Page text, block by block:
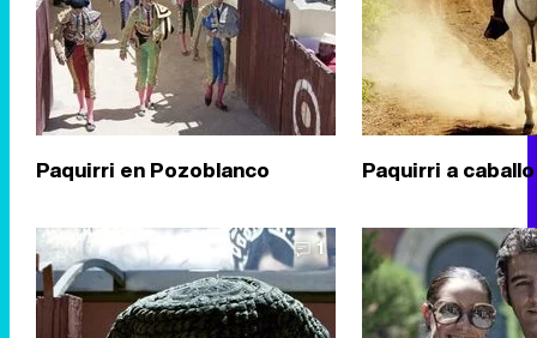
Paquirri en Pozoblanco Paquirri a caballo
1